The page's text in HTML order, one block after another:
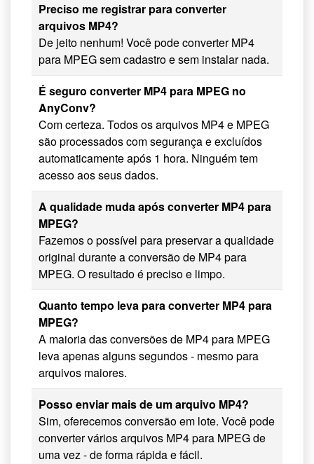
Preciso me registrar para converter
arquivos MP4?
De jeito nenhum! Você pode converter MP4
para MPEG sem cadastro e sem instalar nada.
É seguro converter MP4 para MPEG no
AnyConv?
Com certeza. Todos os arquivos MP4 e MPEG
são processados com segurança e excluídos
automaticamente após 1 hora. Ninguém tem
acesso aos seus dados.
A qualidade muda após converter MP4 para
MPEG?
Fazemos o possível para preservar a qualidade
original durante a conversão de MP4 para
MPEG. O resultado é preciso e limpo.
Quanto tempo leva para converter MP4 para
MPEG?
A maioria das conversões de MP4 para MPEG
leva apenas alguns segundos - mesmo para
arquivos maiores.
Posso enviar mais de um arquivo MP4?
Sim, oferecemos conversão em lote. Você pode
converter vários arquivos MP4 para MPEG de
uma vez - de forma rápida e fácil.